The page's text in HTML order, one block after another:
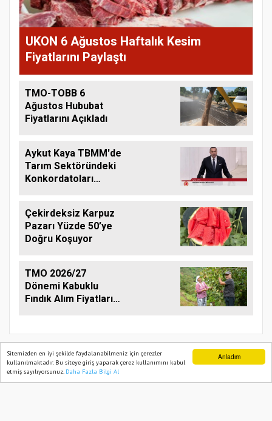
Anladım
Sitemizden en iyi şekilde faydalanabilmeniz için çerezler
kullanılmaktadır. Bu siteye giriş yaparak çerez kullanımını kabul
etmiş sayılıyorsunuz. Daha Fazla Bilgi Al
UKON 6 Ağustos Haftalık Kesim
Fiyatlarını Paylaştı
TMO-TOBB 6
Ağustos Hububat
Fiyatlarını Açıkladı
Aykut Kaya TBMM'de
Tarım Sektöründeki
Konkordatoları
Çekirdeksiz Karpuz
Pazarı Yüzde 50’ye
Doğru Koşuyor
TMO 2026/27
Dönemi Kabuklu
Fındık Alım Fiyatlarını
TARIM PUSULASI
Ana Sayfa Web TV